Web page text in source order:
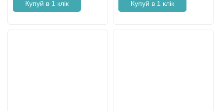
Купуй в 1 клік Купуй в 1 клік